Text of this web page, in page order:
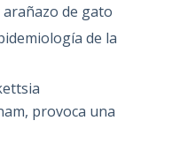
de gato
de la
provoca una